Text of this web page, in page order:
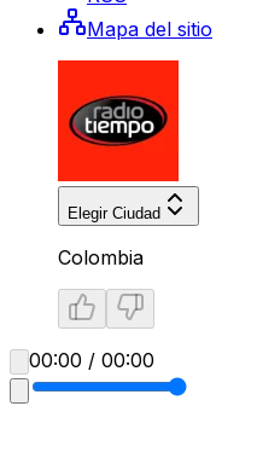
Mapa del sitio
Elegir Ciudad
Colombia
00:00 / 00:00